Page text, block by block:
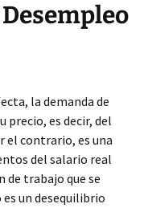
la demanda de
precio, es decir, del
el contrario, es una
del salario real
de trabajo que se
un desequilibrio